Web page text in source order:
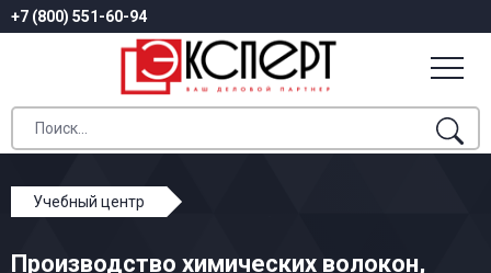
+7 (800) 551-60-94
Учебный центр
Производство химических волокон, стекловолокон,
Производство химических волокон,